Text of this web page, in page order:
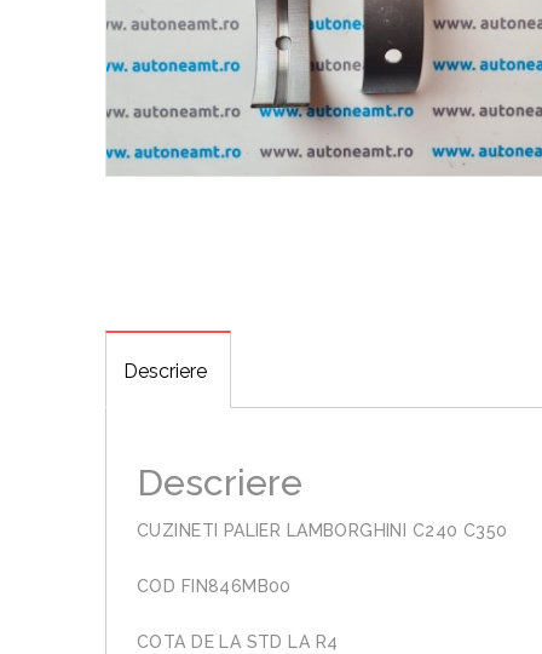
Descriere
Descriere
CUZINETI PALIER LAMBORGHINI C240 C350
COD FIN846MB00
COTA DE LA STD LA R4